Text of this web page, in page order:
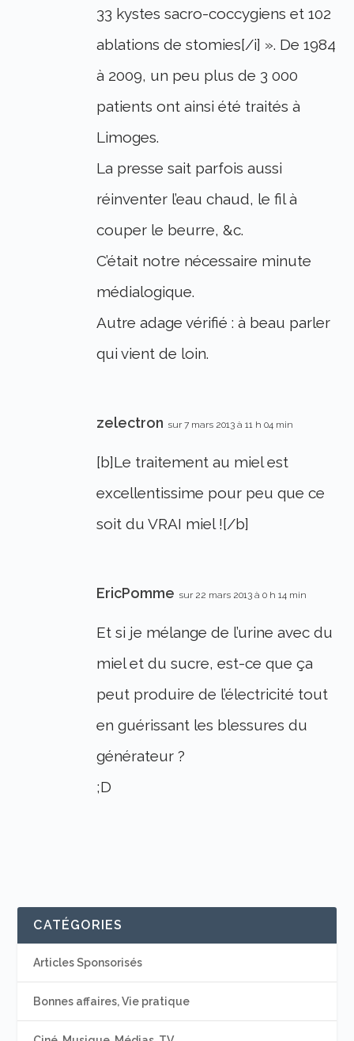
33 kystes sacro-coccygiens et 102
ablations de stomies[/i] ». De 1984
à 2009, un peu plus de 3 000
patients ont ainsi été traités à
Limoges.
La presse sait parfois aussi
réinventer l’eau chaud, le fil à
couper le beurre, &c.
C’était notre nécessaire minute
médialogique.
Autre adage vérifié : à beau parler
qui vient de loin.
zelectron sur 7 mars 2013 à 11 h 04 min
[b]Le traitement au miel est
excellentissime pour peu que ce
soit du VRAI miel ![/b]
EricPomme sur 22 mars 2013 à 0 h 14 min
Et si je mélange de l’urine avec du
miel et du sucre, est-ce que ça
peut produire de l’électricité tout
en guérissant les blessures du
générateur ?
;D
CATÉGORIES
Articles Sponsorisés
Bonnes affaires, Vie pratique